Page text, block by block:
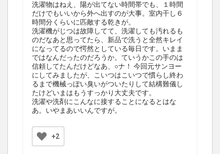
洗濯物はねえ、陽が出てない時間帯でも、１時間
だけでもいいから外へ出すのが大事。室内干し６
時間分くらいに匹敵する乾きが。
洗濯機がじつは故障してて、洗濯しても汚れるも
のだなあと思ってたら、新品で洗うと全然キレイ
になってるので愕然としている毎日です。いまま
ではなんだったのだろうか。ていうかこの手のは
信頼してたんだけどなあ、○ナ！ 今回元サンヨー
にしてみましたが、こいつはこいつで慣らし終わ
るまで機械っぽい臭いがついたりして結構難儀し
たけどいまはもうすっかり大丈夫です。
洗濯や洗剤にこんなに接することになるとはな
あ。いやまあいいんですが。
+2